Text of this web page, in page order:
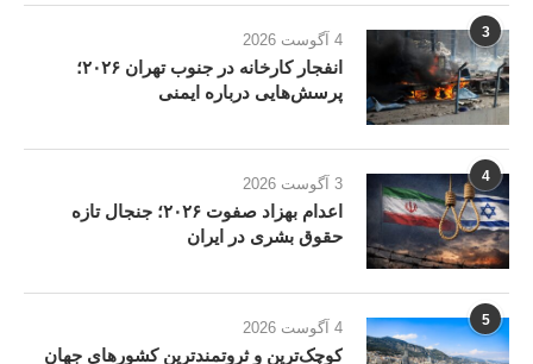
3 4 آگوست 2026
انفجار کارخانه در جنوب تهران ۲۰۲۶؛
پرسش‌هایی درباره ایمنی
4 3 آگوست 2026
اعدام بهزاد صفوت ۲۰۲۶؛ جنجال تازه
حقوق بشری در ایران
5 4 آگوست 2026
کوچک‌ترین و ثروتمندترین کشورهای جهان